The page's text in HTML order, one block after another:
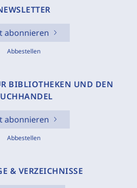
abonnieren
Abbestellen
BIBLIOTHEKEN UND DEN
abonnieren
Abbestellen
& VERZEICHNISSE